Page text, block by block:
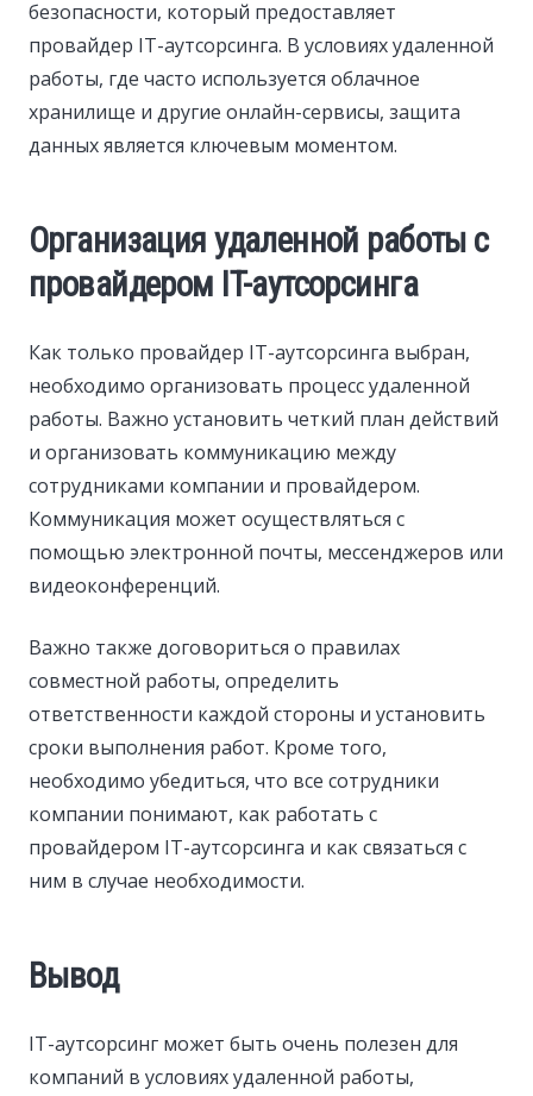
безопасности, который предоставляет
провайдер IT-аутсорсинга. В условиях удаленной
работы, где часто используется облачное
хранилище и другие онлайн-сервисы, защита
данных является ключевым моментом.
Организация удаленной работы с
провайдером IT-аутсорсинга
Как только провайдер IT-аутсорсинга выбран,
необходимо организовать процесс удаленной
работы. Важно установить четкий план действий
и организовать коммуникацию между
сотрудниками компании и провайдером.
Коммуникация может осуществляться с
помощью электронной почты, мессенджеров или
видеоконференций.
Важно также договориться о правилах
совместной работы, определить
ответственности каждой стороны и установить
сроки выполнения работ. Кроме того,
необходимо убедиться, что все сотрудники
компании понимают, как работать с
провайдером IT-аутсорсинга и как связаться с
ним в случае необходимости.
Вывод
IT-аутсорсинг может быть очень полезен для
компаний в условиях удаленной работы,